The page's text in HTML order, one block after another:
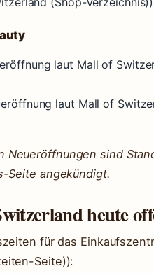
laut Mall of
laut Mall of
Neueröffnungen sind
Seite angekündigt.
heute
für das
Seite)):